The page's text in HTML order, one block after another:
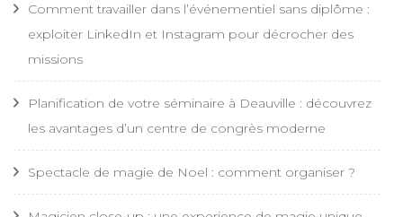
Comment travailler dans l’événementiel sans diplôme :
exploiter LinkedIn et Instagram pour décrocher des
missions
Planification de votre séminaire à Deauville : découvrez
les avantages d’un centre de congrès moderne
Spectacle de magie de Noel : comment organiser ?